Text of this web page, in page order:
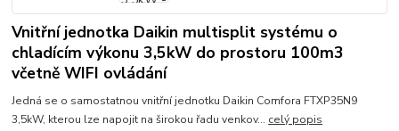
Vnitřní jednotka Daikin multisplit systému o
chladícím výkonu 3,5kW do prostoru 100m3
včetně WIFI ovládání
Jedná se o samostatnou vnitřní jednotku Daikin Comfora FTXP35N9
3,5kW, kterou lze napojit na širokou řadu venkov... celý popis